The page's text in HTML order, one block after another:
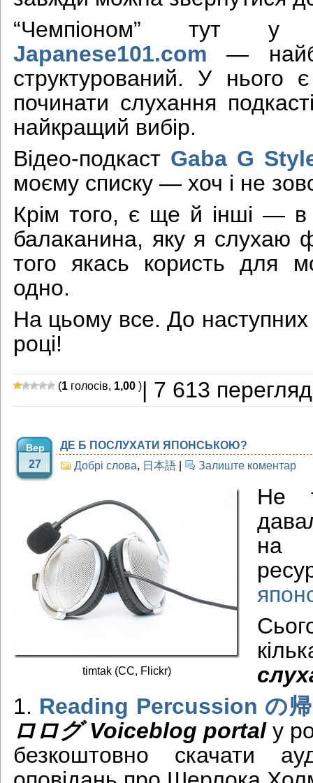
“Чемпіоном” тут у
Japanese101.com —
структурований. У нього
починати слухання
найкращий вибір.
Відео-подкаст Gaba G
моєму списку — хоч і не
Крім того, є ще й інші — в
балаканина, яку я слухаю
того якась користь для
одно.
На цьому все. До наступних
році!
(1 голосів, 1,00 )| 7 613
Вер
27
ДЕ Б ПОСЛУХАТИ ЯПОНСЬКОЮ?
Добрі слова, 日本語 Залиште коментар
timtak (CC, Flickr)
Не
на
1. Reading Percussion の
ロログ Voiceblog portalу
безкоштовно скачати